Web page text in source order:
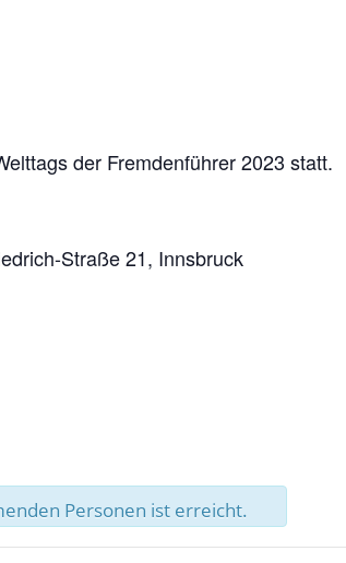
der Fremdenführer 2023 statt.
Straße 21, Innsbruck
Personen ist erreicht.